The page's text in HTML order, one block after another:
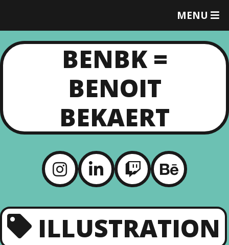
MENU
T
G
L
U
BENBK =
BENOIT
BEKAERT
ILLUSTRATION